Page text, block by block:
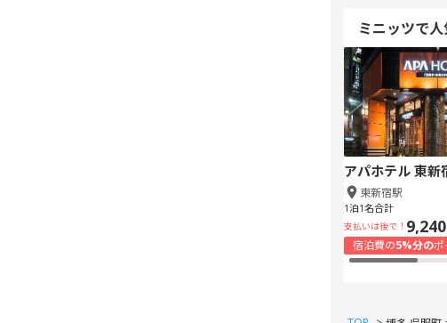
ミニッツで
アパホテル 東新
東新宿駅
1泊1名合計
支払いは後で！
宿泊費の5%分のポ